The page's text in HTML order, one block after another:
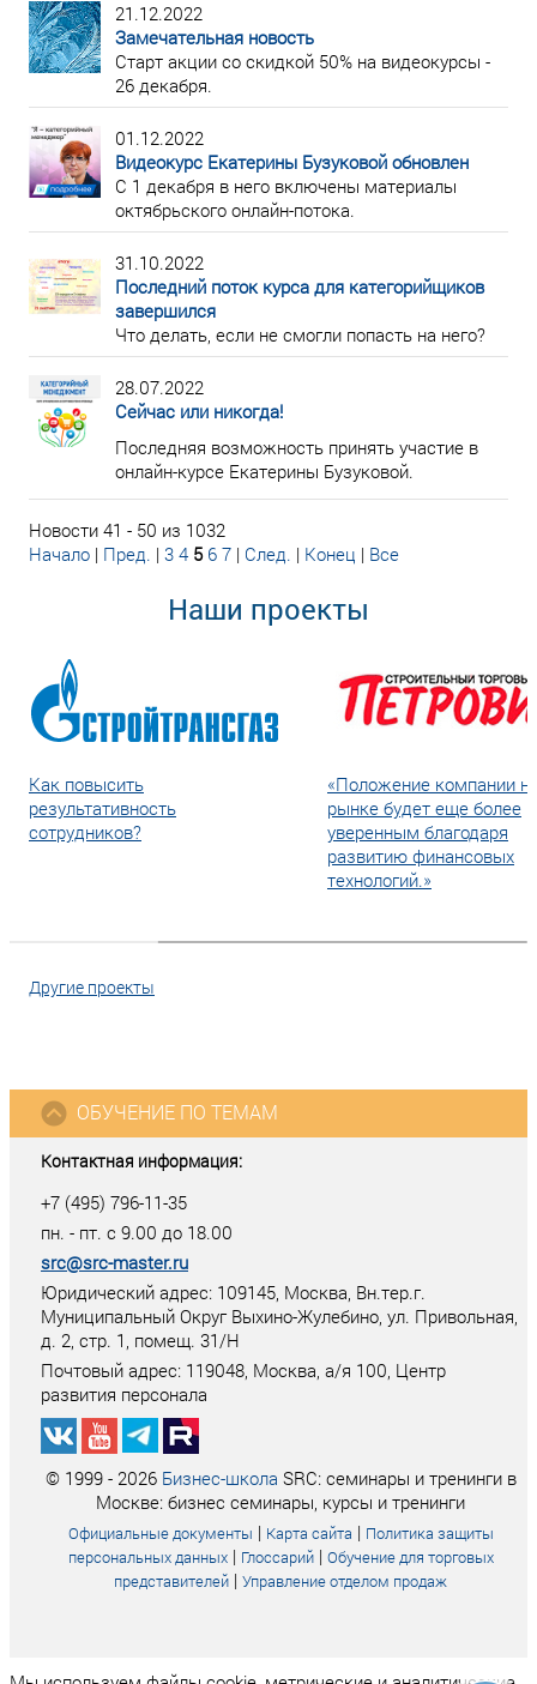
21.12.2022
Замечательная новость
Старт акции со скидкой 50% на видеокурсы -
26 декабря.
01.12.2022
Видеокурс Екатерины Бузуковой обновлен
С 1 декабря в него включены материалы
октябрьского онлайн-потока.
31.10.2022
Последний поток курса для категорийщиков
завершился
Что делать, если не смогли попасть на него?
28.07.2022
Сейчас или никогда!
Последняя возможность принять участие в
онлайн-курсе Екатерины Бузуковой.
Новости 41 - 50 из 1032
Начало | Пред. | 3 4 5 6 7 | След. | Конец | Все
Наши проекты
Как повысить
результативность
сотрудников?
«Положение компании
рынке будет еще более
уверенным благодаря
развитию финансовых
технологий.»
Другие проекты
Контактная информация:
+7 (495) 796-11-35
пн. - пт. с 9.00 до 18.00
src@src-master.ru
Юридический адрес: 109145, Москва, Вн.тер.г.
Муниципальный Округ Выхино-Жулебино, ул. Привольная,
д. 2, стр. 1, помещ. 31/Н
Почтовый адрес: 119048, Москва, а/я 100, Центр
развития персонала
ОБУЧЕНИЕ ПО ТЕМАМ
© 1999 - 2026 Бизнес-школа SRC: семинары и тренинги в
Москве: бизнес семинары, курсы и тренинги
Официальные документы | Карта сайта | Политика защиты
персональных данных| Глоссарий| Обучение для торговых
представителей | Управление отделом продаж